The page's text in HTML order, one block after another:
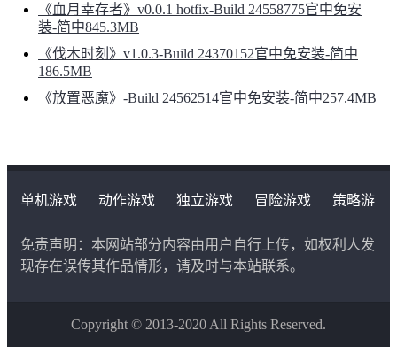
《血月幸存者》v0.0.1 hotfix-Build 24558775官中免安
装-简中845.3MB
《伐木时刻》v1.0.3-Build 24370152官中免安装-简中
186.5MB
《放置恶魔》-Build 24562514官中免安装-简中257.4MB
单机游戏 动作游戏 独立游戏 冒险游戏
策略游
免责声明：本网站部分内容由用户自行上传，如权利人发
现存在误传其作品情形，请及时与本站联系。
Copyright © 2013-2020 All Rights Reserved.